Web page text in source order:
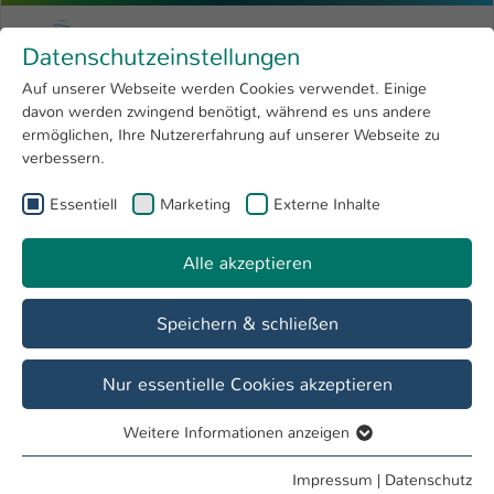
Menu
Forschung 4
Open submenu
Hochschule
International
Zum Hauptinhalt springen
Hochschule Kaiserslautern
Sie sind hier:
Bachelor
Bachelor Maschinenbau - Präsenz
Datenschutzeinstellungen
Auf unserer Webseite werden Cookies verwendet. Einige
davon werden zwingend benötigt, während es uns andere
ermöglichen, Ihre Nutzererfahrung auf unserer Webseite zu
verbessern.
Essentiell Marketing Externe Inhalte
Alle akzeptieren
Speichern & schließen
Nur essentielle Cookies akzeptieren
Essentielle Cookies werden für grundlegende Funktionen
Weitere Informationen anzeigen
Impressum | Datenschutz